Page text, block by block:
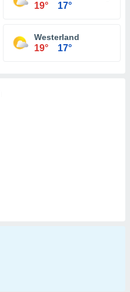
19° 17°
Westerland
19° 17°